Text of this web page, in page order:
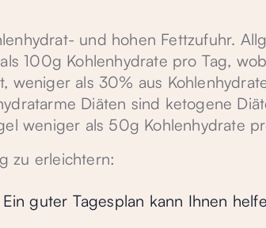
und hohen Fettzufuhr.
100g Kohlenhydrate pro Tag,
als 30% aus
Diäten sind ketogene
weniger als 50g Kohlenhydrate
zu erleichtern:
guter Tagesplan kann Ihnen